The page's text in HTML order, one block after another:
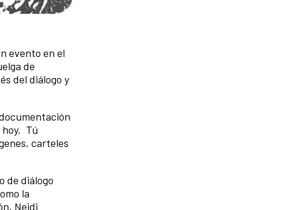
evento en el
de
del diálogo y
hoy. Tú
carteles
de diálogo
la
Neidi